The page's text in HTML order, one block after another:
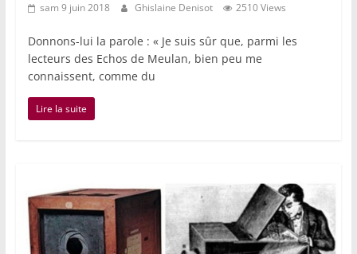
sam 9 juin 2018 Ghislaine Denisot 2510 Views
Donnons-lui la parole : « Je suis sûr que, parmi les
lecteurs des Echos de Meulan, bien peu me
connaissent, comme du
Lire la suite